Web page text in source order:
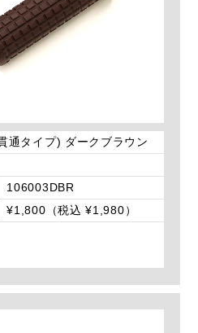
通タイプ) ダークブラウン
106003DBR
¥1,800（税込 ¥1,980）